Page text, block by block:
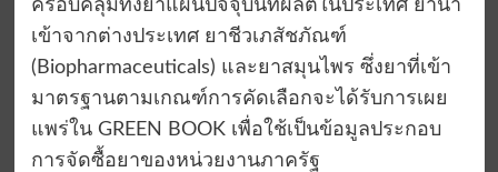
ครอบคลุมทั้งยาแผนปัจจุบันที่ผลิตในประเทศ ยานำ
เข้าจากต่างประเทศ ยาชีวเภสัชภัณฑ์
(Biopharmaceuticals) และยาสมุนไพร ซึ่งยาที่เข้า
มาตรฐานตามเกณฑ์การคัดเลือกจะได้รับการเผย
แพร่ใน GREEN BOOK เพื่อใช้เป็นข้อมูลประกอบ
การจัดซื้อยาของหน่วยงานภาครัฐ